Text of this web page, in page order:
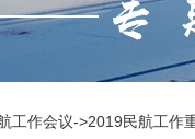
工作会议->2019民航工作